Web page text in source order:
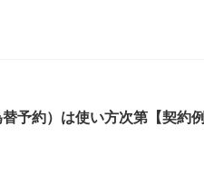
予約）は使い方次第【契約例